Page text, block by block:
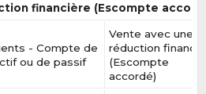
financière (Escompte
- Compte de
ou de passif
Vente avec une
réduction
(Escompte
accordé)